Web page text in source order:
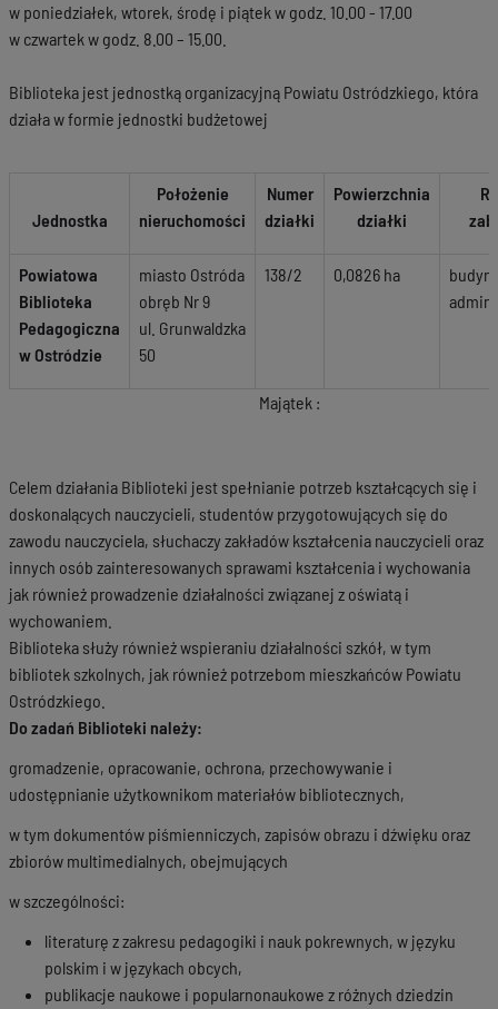
w poniedziałek, wtorek, środę i piątek w godz. 10.00 - 17.00
w czwartek w godz. 8.00 – 15.00.
Biblioteka jest jednostką organizacyjną Powiatu Ostródzkiego, która
działa w formie jednostki budżetowej
Majątek :
Jednostka
Położenie
nieruchomości
Numer
działki
Powierzchnia
działki
Powiatowa
Biblioteka
Pedagogiczna
w Ostródzie
miasto Ostróda
obręb Nr 9
ul. Grunwaldzka
50
138/2 0,0826 ha
Celem działania Biblioteki jest spełnianie potrzeb kształcących się i
doskonalących nauczycieli, studentów przygotowujących się do
zawodu nauczyciela, słuchaczy zakładów kształcenia nauczycieli oraz
innych osób zainteresowanych sprawami kształcenia i wychowania
jak również prowadzenie działalności związanej z oświatą i
wychowaniem.
Biblioteka służy również wspieraniu działalności szkół, w tym
bibliotek szkolnych, jak również potrzebom mieszkańców Powiatu
Ostródzkiego.
Do zadań Biblioteki należy:
gromadzenie, opracowanie, ochrona, przechowywanie i
udostępnianie użytkownikom materiałów bibliotecznych,
w tym dokumentów piśmienniczych, zapisów obrazu i dźwięku oraz
zbiorów multimedialnych, obejmujących
w szczególności:
literaturę z zakresu pedagogiki i nauk pokrewnych, w języku
polskim i w językach obcych,
publikacje naukowe i popularnonaukowe z różnych dziedzin